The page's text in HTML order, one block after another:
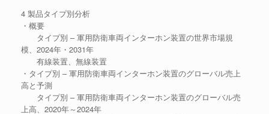
4 製品タイプ別分析
・概要
タイプ別 – 軍用防衛車両インターホン装置の世界市場規
模、2024年・2031年
有線装置、無線装置
・タイプ別 – 軍用防衛車両インターホン装置のグローバル売上
高と予測
タイプ別 – 軍用防衛車両インターホン装置のグローバル売
上高、2020年～2024年